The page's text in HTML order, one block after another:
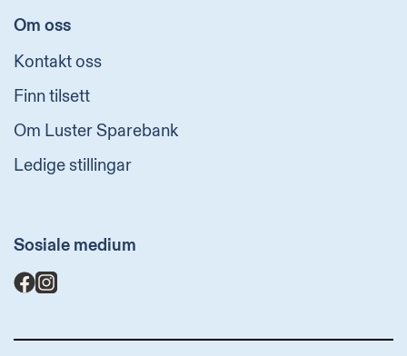
Om oss
Kontakt oss
Finn tilsett
Om Luster Sparebank
Ledige stillingar
Sosiale medium